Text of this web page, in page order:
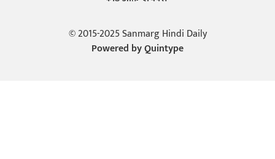
© 2015-2025 Sanmarg Hindi Daily
Powered byQuintype